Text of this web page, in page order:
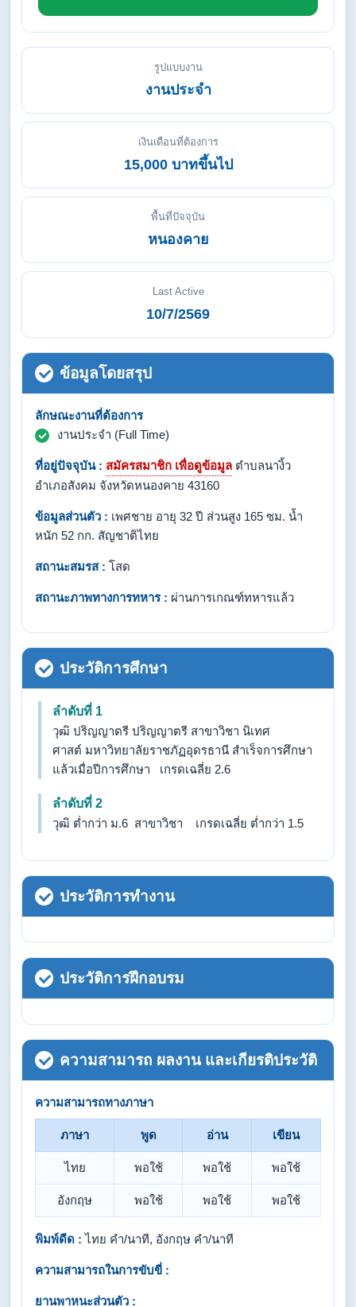
รูปแบบงาน
งานประจำ
เงินเดือนที่ต้องการ
15,000 บาทขึ้นไป
พื้นที่ปัจจุบัน
หนองคาย
Last Active
10/7/2569
ข้อมูลโดยสรุป
ลักษณะงานที่ต้องการ
งานประจำ (Full Time)
ที่อยู่ปัจจุบัน : สมัครสมาชิก เพื่อดูข้อมูล ตำบลนางิ้ว
อำเภอสังคม จังหวัดหนองคาย 43160
ข้อมูลส่วนตัว : เพศชาย อายุ 32 ปี ส่วนสูง 165 ซม. น้ำ
หนัก 52 กก. สัญชาติไทย
สถานะสมรส : โสด
สถานะภาพทางการทหาร : ผ่านการเกณฑ์ทหารแล้ว
ประวัติการศึกษา
ลำดับที่ 1
วุฒิ ปริญญาตรี ปริญญาตรี สาขาวิชา นิเทศ
ศาสต์ มหาวิทยาลัยราชภัฏอุดรธานี สำเร็จการศึกษา
แล้วเมื่อปีการศึกษา เกรดเฉลี่ย 2.6
ลำดับที่ 2
วุฒิ ต่ำกว่า ม.6 สาขาวิชา เกรดเฉลี่ย ต่ำกว่า 1.5
ประวัติการทำงาน
ประวัติการฝึกอบรม
ความสามารถ ผลงาน และเกียรติประวัติ
ความสามารถทางภาษา
ภาษา พูด อ่าน เขียน
ไทย พอใช้ พอใช้ พอใช้
อังกฤษ พอใช้ พอใช้ พอใช้
พิมพ์ดีด : ไทย คำ/นาที, อังกฤษ คำ/นาที
ความสามารถในการขับขี่ :
ยานพาหนะส่วนตัว :